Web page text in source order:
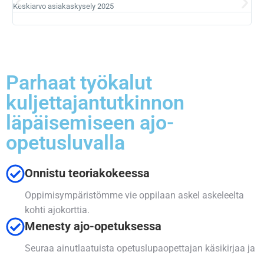
Keskiarvo asiakaskysely 2025
Parhaat työkalut
kuljettajantutkinnon
läpäisemiseen ajo-
opetusluvalla
Onnistu teoriakokeessa
Oppimisympäristömme vie oppilaan askel askeleelta
kohti ajokorttia.
Menesty ajo-opetuksessa
Seuraa ainutlaatuista opetuslupaopettajan käsikirjaa ja